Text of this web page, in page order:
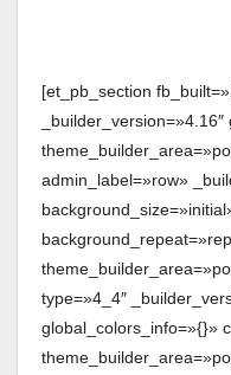
[et_pb_section
admin_label=»row»
type=»4_4″
global_colors_info=»{}»